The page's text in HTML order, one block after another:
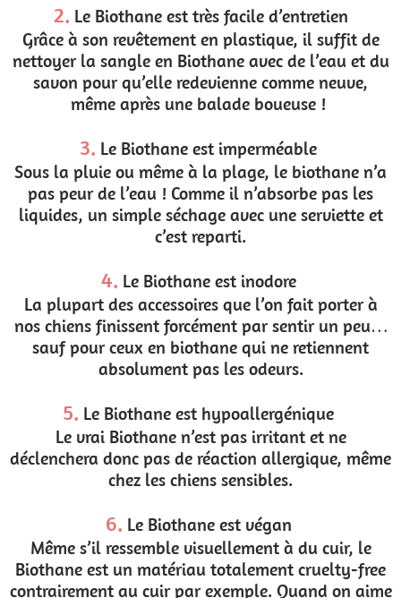
2. Le Biothane est très facile d’entretien
Grâce à son revêtement en plastique, il suffit de
nettoyer la sangle en Biothane avec de l’eau et du
savon pour qu’elle redevienne comme neuve,
même après une balade boueuse !
3. Le Biothane est imperméable
Sous la pluie ou même à la plage, le biothane n’a
pas peur de l’eau ! Comme il n’absorbe pas les
liquides, un simple séchage avec une serviette et
c’est reparti.
4. Le Biothane est inodore
La plupart des accessoires que l’on fait porter à
nos chiens finissent forcément par sentir un peu…
sauf pour ceux en biothane qui ne retiennent
absolument pas les odeurs.
5. Le Biothane est hypoallergénique
Le vrai Biothane n’est pas irritant et ne
déclenchera donc pas de réaction allergique, même
chez les chiens sensibles.
6. Le Biothane est végan
Même s’il ressemble visuellement à du cuir, le
Biothane est un matériau totalement cruelty-free
contrairement au cuir par exemple. Quand on aime